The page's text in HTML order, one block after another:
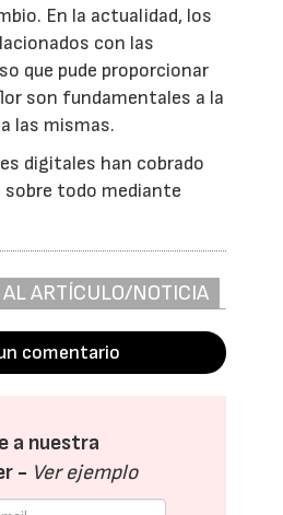
En la actualidad, los
con las
que pude proporcionar
son fundamentales a la
las mismas.
digitales han cobrado
sobre todo mediante
ARTÍCULO/NOTICIA
comentario
a nuestra
- Ver ejemplo